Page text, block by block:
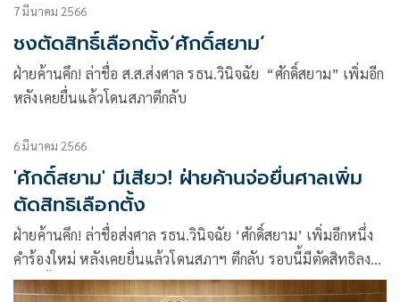
7 มีนาคม 2566
ชงตัดสิทธิ์เลือกตั้ง‘ศักดิ์สยาม’
ฝ่ายค้านคึก! ล่าชื่อ ส.ส.ส่งศาล รธน.วินิจฉัย “ศักดิ์สยาม” เพิ่มอีก
หลังเคยยื่นแล้วโดนสภาตีกลับ
6 มีนาคม 2566
'ศักดิ์สยาม' มีเสียว! ฝ่ายค้านจ่อยื่นศาลเพิ่ม
ตัดสิทธิเลือกตั้ง
ฝ่ายค้านคึก! ล่าชื่อส่งศาล รธน.วินิจฉัย ‘ศักดิ์สยาม’ เพิ่มอีกหนึ่ง
คำร้องใหม่ หลังเคยยื่นแล้วโดนสภาฯ ตีกลับ รอบนี้มีตัดสิทธิลง
เลือกตั้ง